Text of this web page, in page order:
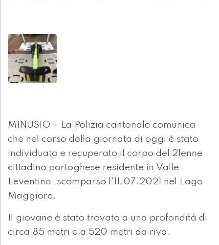
MINUSIO - La Polizia cantonale comunica
che nel corso della giornata di oggi è stato
individuato e recuperato il corpo del 21enne
cittadino portoghese residente in Valle
Leventina, scomparso l'11.07.2021 nel Lago
Maggiore.
Il giovane è stato trovato a una profondità di
circa 85 metri e a 520 metri da riva.